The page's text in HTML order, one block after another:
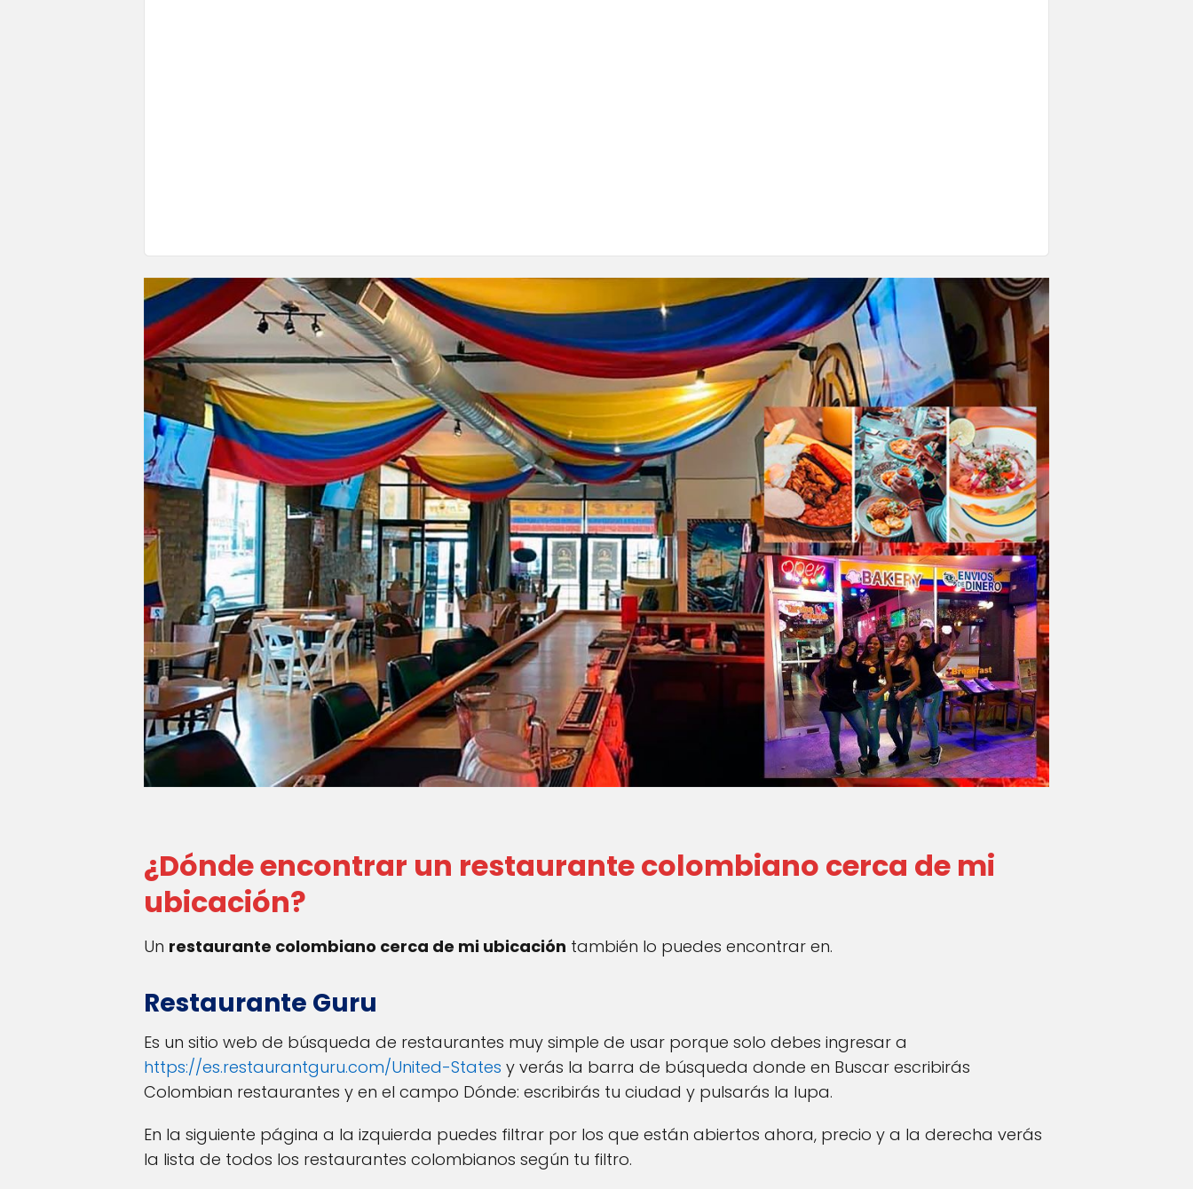
¿Dónde encontrar un restaurante colombiano cerca de mi
ubicación?
Un restaurante colombiano cerca de mi ubicación también lo puedes encontrar en.
Restaurante Guru
Es un sitio web de búsqueda de restaurantes muy simple de usar porque solo debes ingresar a
https://es.restaurantguru.com/United-States y verás la barra de búsqueda donde en Buscar escribirás
Colombian restaurantes y en el campo Dónde: escribirás tu ciudad y pulsarás la lupa.
En la siguiente página a la izquierda puedes filtrar por los que están abiertos ahora, precio y a la derecha verás
la lista de todos los restaurantes colombianos según tu filtro.